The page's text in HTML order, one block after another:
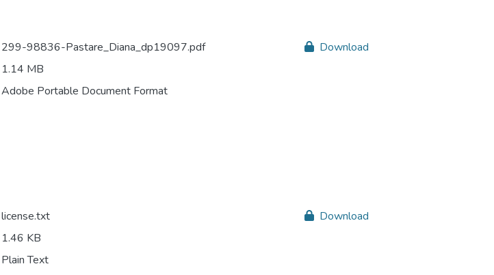
299-98836-Pastare_Diana_dp19097.pdf
1.14 MB
Adobe Portable Document Format
Download
license.txt
1.46 KB
Plain Text
Download